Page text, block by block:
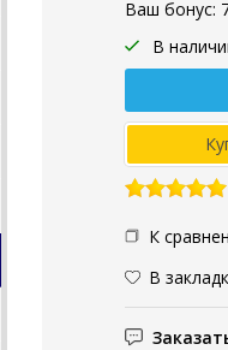
Ваш бонус:
В
К
В